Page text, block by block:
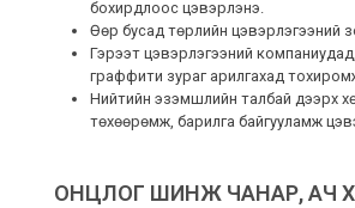
бохирдлоос цэвэрлэнэ.
Өөр бусад төрлийн цэвэрлэгээний
Гэрээт цэвэрлэгээний
граффити зураг арилгахад
Нийтийн эзэмшлийн талбай дээрх
төхөөрөмж, барилга байгууламж
ОНЦЛОГ ШИНЖ ЧАНАР, АЧ